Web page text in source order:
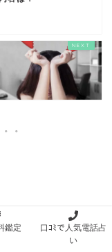
鑑定
口ｺﾐで人気電話占
い